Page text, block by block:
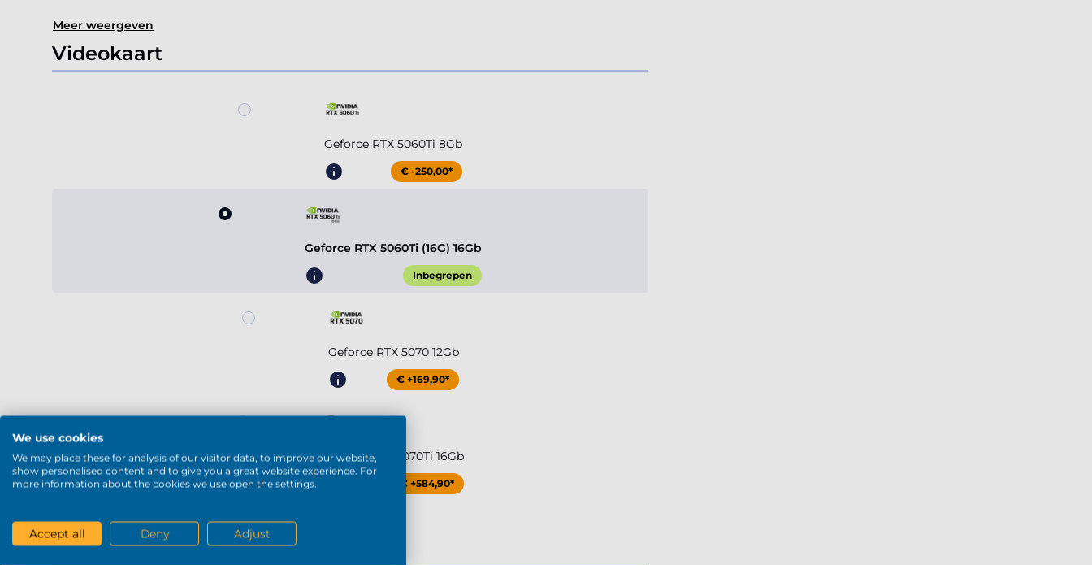
Meer weergeven
Videokaart
Geforce RTX 5060Ti 8Gb
€ -250,00*
Geforce RTX 5060Ti (16G) 16Gb
Inbegrepen
Geforce RTX 5070 12Gb
€ +169,90*
Geforce RTX 5070Ti 16Gb
€ +584,90*
Meer weergeven
Moederbord
We use cookies
We may place these for analysis of our visitor data, to improve our website,
show personalised content and to give you a great website experience. For
more information about the cookies we use open the settings.
Accept all Deny Adjust